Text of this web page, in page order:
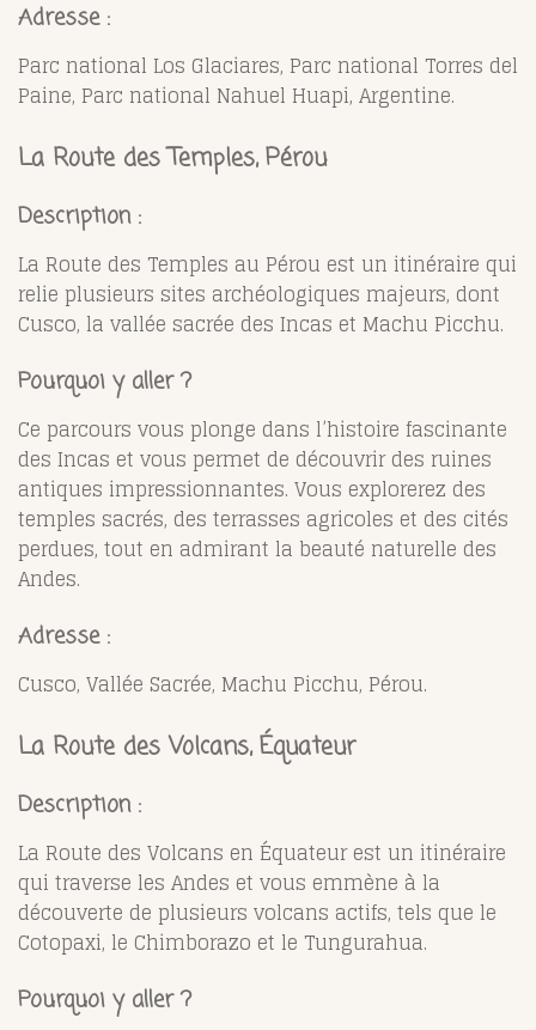
Adresse :
Parc national Los Glaciares, Parc national Torres del
Paine, Parc national Nahuel Huapi, Argentine.
La Route des Temples, Pérou
Description :
La Route des Temples au Pérou est un itinéraire qui
relie plusieurs sites archéologiques majeurs, dont
Cusco, la vallée sacrée des Incas et Machu Picchu.
Pourquoi y aller ?
Ce parcours vous plonge dans l’histoire fascinante
des Incas et vous permet de découvrir des ruines
antiques impressionnantes. Vous explorerez des
temples sacrés, des terrasses agricoles et des cités
perdues, tout en admirant la beauté naturelle des
Andes.
Adresse :
Cusco, Vallée Sacrée, Machu Picchu, Pérou.
La Route des Volcans, Équateur
Description :
La Route des Volcans en Équateur est un itinéraire
qui traverse les Andes et vous emmène à la
découverte de plusieurs volcans actifs, tels que le
Cotopaxi, le Chimborazo et le Tungurahua.
Pourquoi y aller ?